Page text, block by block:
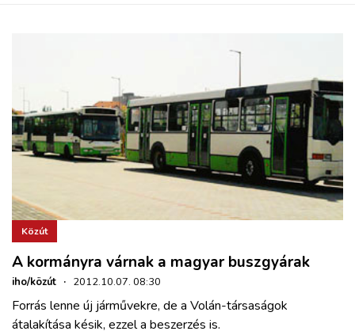
Közút
A kormányra várnak a magyar buszgyárak
iho/közút · 2012.10.07. 08:30
Forrás lenne új járművekre, de a Volán-társaságok
átalakítása késik, ezzel a beszerzés is.